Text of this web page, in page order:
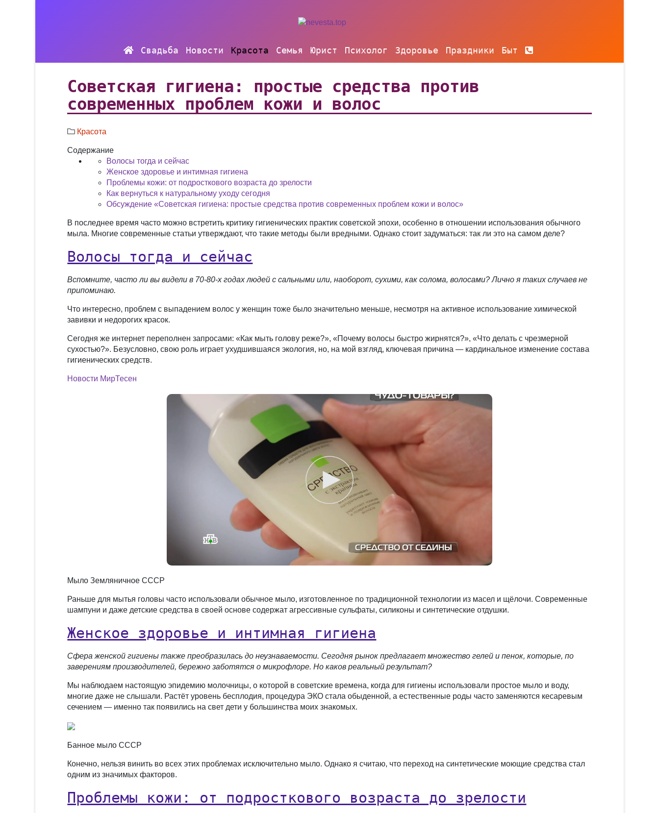
Свадьба Новости Красота Семья Юрист Психолог Здоровье Праздники Быт
Советская гигиена: простые средства против
современных проблем кожи и волос
Красота
Содержание
Волосы тогда и сейчас
Женское здоровье и интимная гигиена
Проблемы кожи: от подросткового возраста до зрелости
Как вернуться к натуральному уходу сегодня
Обсуждение «Советская гигиена: простые средства против современных проблем кожи и волос»
В последнее время часто можно встретить критику гигиенических практик советской эпохи, особенно в отношении использования обычного
мыла. Многие современные статьи утверждают, что такие методы были вредными. Однако стоит задуматься: так ли это на самом деле?
Волосы тогда и сейчас
Вспомните, часто ли вы видели в 70-80-х годах людей с сальными или, наоборот, сухими, как солома, волосами? Лично я таких случаев не
припоминаю.
Что интересно, проблем с выпадением волос у женщин тоже было значительно меньше, несмотря на активное использование химической
завивки и недорогих красок.
Сегодня же интернет переполнен запросами: «Как мыть голову реже?», «Почему волосы быстро жирнятся?», «Что делать с чрезмерной
сухостью?». Безусловно, свою роль играет ухудшившаяся экология, но, на мой взгляд, ключевая причина — кардинальное изменение состава
гигиенических средств.
Новости МирТесен
Мыло Земляничное СССР
Раньше для мытья головы часто использовали обычное мыло, изготовленное по традиционной технологии из масел и щёлочи. Современные
шампуни и даже детские средства в своей основе содержат агрессивные сульфаты, силиконы и синтетические отдушки.
Женское здоровье и интимная гигиена
Сфера женской гигиены также преобразилась до неузнаваемости. Сегодня рынок предлагает множество гелей и пенок, которые, по
заверениям производителей, бережно заботятся о микрофлоре. Но каков реальный результат?
Мы наблюдаем настоящую эпидемию молочницы, о которой в советские времена, когда для гигиены использовали простое мыло и воду,
многие даже не слышали. Растёт уровень бесплодия, процедура ЭКО стала обыденной, а естественные роды часто заменяются кесаревым
сечением — именно так появились на свет дети у большинства моих знакомых.
Банное мыло СССР
Конечно, нельзя винить во всех этих проблемах исключительно мыло. Однако я считаю, что переход на синтетические моющие средства стал
одним из значимых факторов.
Проблемы кожи: от подросткового возраста до зрелости